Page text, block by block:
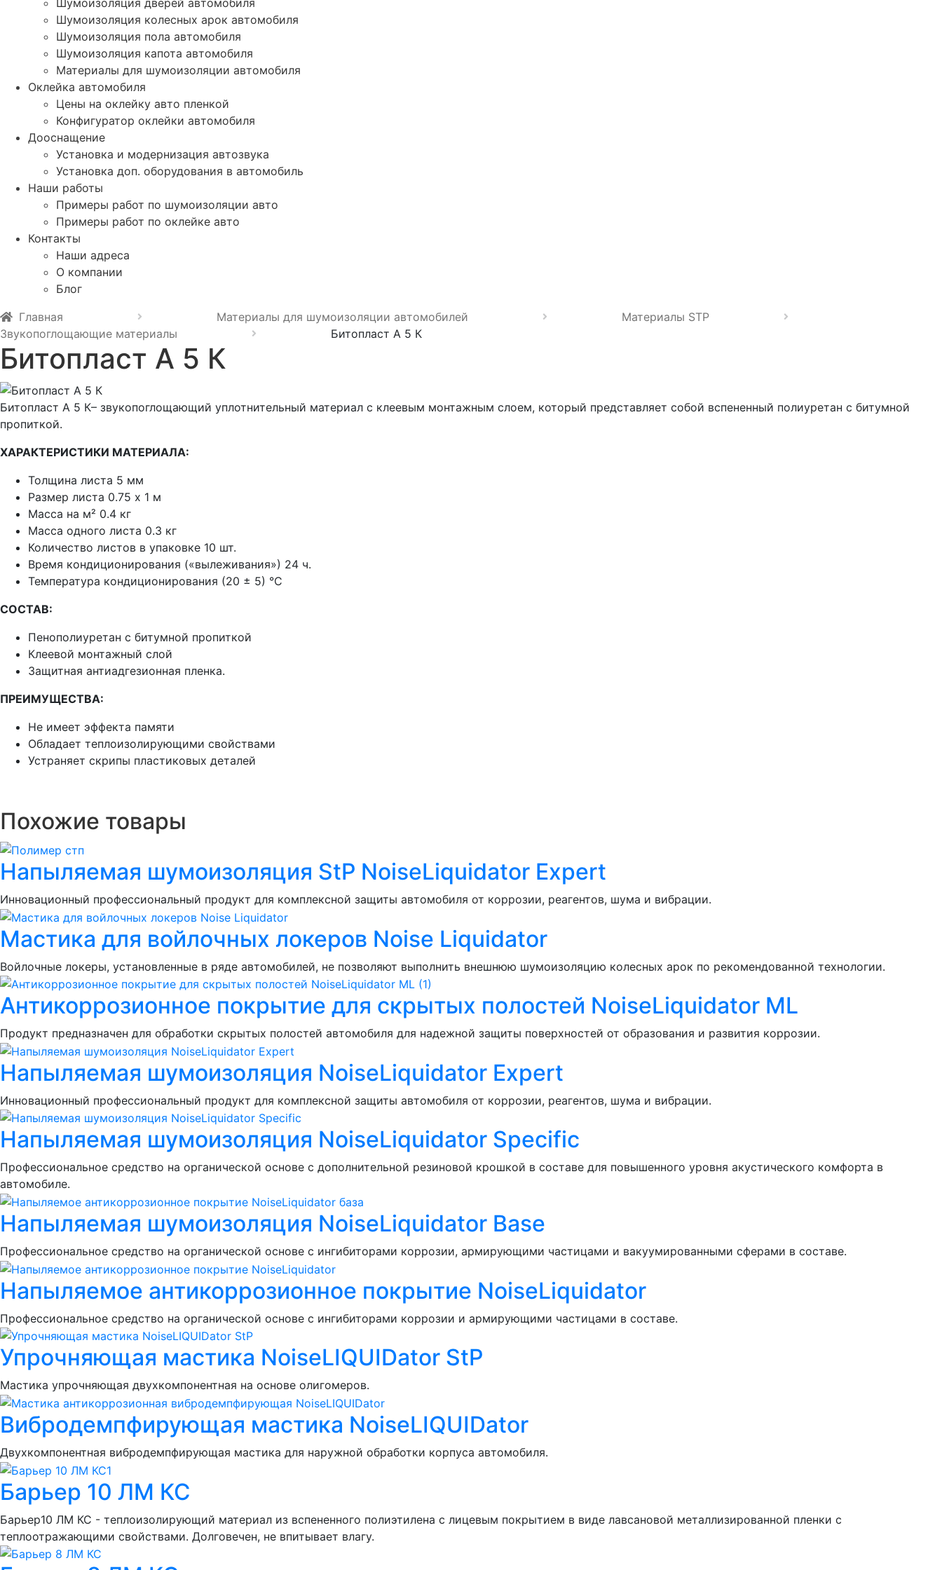
Шумоизоляция колесных арок автомобиля
Шумоизоляция пола автомобиля
Шумоизоляция капота автомобиля
Материалы для шумоизоляции автомобиля
Оклейка автомобиля
Цены на оклейку авто пленкой
Конфигуратор оклейки автомобиля
Дооснащение
Установка и модернизация автозвука
Установка доп. оборудования в автомобиль
Наши работы
Примеры работ по шумоизоляции авто
Примеры работ по оклейке авто
Контакты
Наши адреса
О компании
Блог
Главная
Материалы для шумоизоляции автомобилей
Материалы STP
Звукопоглощающие материалы
Битопласт А 5 К
Битопласт А 5 К
Битопласт А 5 К– звукопоглощающий уплотнительный материал с клеевым монтажным слоем, который представляет собой вспененный полиуретан с битумной
пропиткой.
ХАРАКТЕРИСТИКИ МАТЕРИАЛА:
Толщина листа 5 мм
Размер листа 0.75 х 1 м
Масса на м² 0.4 кг
Масса одного листа 0.3 кг
Количество листов в упаковке 10 шт.
Время кондиционирования («вылеживания») 24 ч.
Температура кондиционирования (20 ± 5) °C
СОСТАВ:
Пенополиуретан с битумной пропиткой
Клеевой монтажный слой
Защитная антиадгезионная пленка.
ПРЕИМУЩЕСТВА:
Не имеет эффекта памяти
Обладает теплоизолирующими свойствами
Устраняет скрипы пластиковых деталей
Похожие товары
Напыляемая шумоизоляция StP NoiseLiquidator Expert
Инновационный профессиональный продукт для комплексной защиты автомобиля от коррозии, реагентов, шума и вибрации.
Мастика для войлочных локеров Noise Liquidator
Войлочные локеры, установленные в ряде автомобилей, не позволяют выполнить внешнюю шумоизоляцию колесных арок по рекомендованной технологии.
Антикоррозионное покрытие для скрытых полостей NoiseLiquidator ML
Продукт предназначен для обработки скрытых полостей автомобиля для надежной защиты поверхностей от образования и развития коррозии.
Напыляемая шумоизоляция NoiseLiquidator Expert
Инновационный профессиональный продукт для комплексной защиты автомобиля от коррозии, реагентов, шума и вибрации.
Напыляемая шумоизоляция NoiseLiquidator Specific
Профессиональное средство на органической основе с дополнительной резиновой крошкой в составе для повышенного уровня акустического комфорта в
автомобиле.
Напыляемая шумоизоляция NoiseLiquidator Base
Профессиональное средство на органической основе с ингибиторами коррозии, армирующими частицами и вакуумированными сферами в составе.
Напыляемое антикоррозионное покрытие NoiseLiquidator
Профессиональное средство на органической основе с ингибиторами коррозии и армирующими частицами в составе.
Упрочняющая мастика NoiseLIQUIDator StP
Мастика упрочняющая двухкомпонентная на основе олигомеров.
Вибродемпфирующая мастика NoiseLIQUIDator
Двухкомпонентная вибродемпфирующая мастика для наружной обработки корпуса автомобиля.
Барьер 10 ЛМ КС
Барьер10 ЛМ КС - теплоизолирующий материал из вспененного полиэтилена с лицевым покрытием в виде лавсановой металлизированной пленки с
теплоотражающими свойствами. Долговечен, не впитывает влагу.